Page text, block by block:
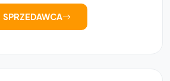
SPRZEDAWCA